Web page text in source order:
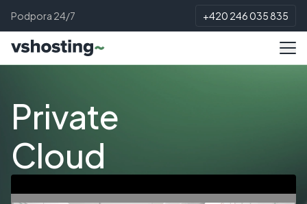
Podpora 24/7 +420 246 035 835
Private
Cloud